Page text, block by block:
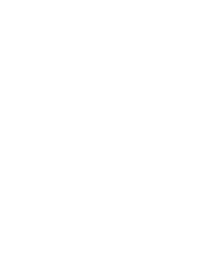
Estos son los
recorridos del
de las
Las hermandades rocieras de
emprenden su camino a